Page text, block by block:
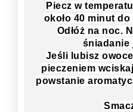
Piecz w
około 40 minut
Odłóż na noc.
śniadanie
Jeśli lubisz
pieczeniem
powstanie